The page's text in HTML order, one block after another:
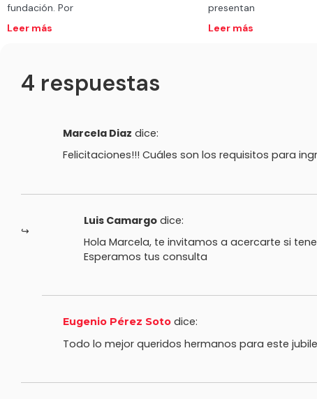
fundación. Por
Leer más
presentan
Leer más
4 respuestas
Marcela Diaz dice:
Felicitaciones!!! Cuáles son los requisitos para
Luis Camargo dice:
Hola Marcela, te invitamos a acercarte si
Esperamos tus consulta
Eugenio Pérez Soto dice:
Todo lo mejor queridos hermanos para este